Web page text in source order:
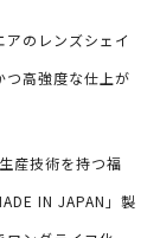
のレンズシェイ
つ高強度な仕上が
産技術を持つ福
IN JAPAN」製